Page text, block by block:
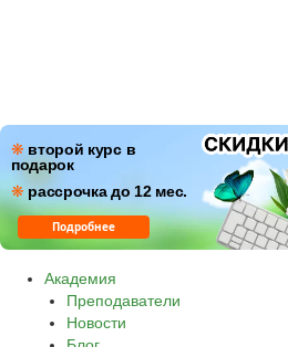
❋ второй курс в
подарок
❋ рассрочка до 12 мес.
Подробнее 8
ПН–ПТ: c 09:00 до 18:00
СБ–ВС: с 10:00 до 16:00 по (МСК)
Звонок по России бесплатный.
Академия
Преподаватели
Новости